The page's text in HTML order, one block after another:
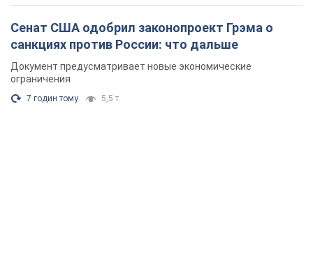
Сенат США одобрил законопроект Грэма о
санкциях против России: что дальше
Документ предусматривает новые экономические
ограничения
7 годин тому 5,5 т.